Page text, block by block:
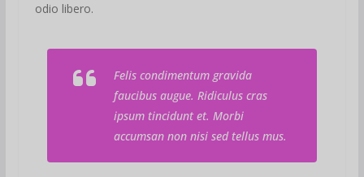
odio libero.
Felis condimentum gravida
faucibus augue. Ridiculus cras
ipsum tincidunt et. Morbi
accumsan non nisi sed tellus mus.